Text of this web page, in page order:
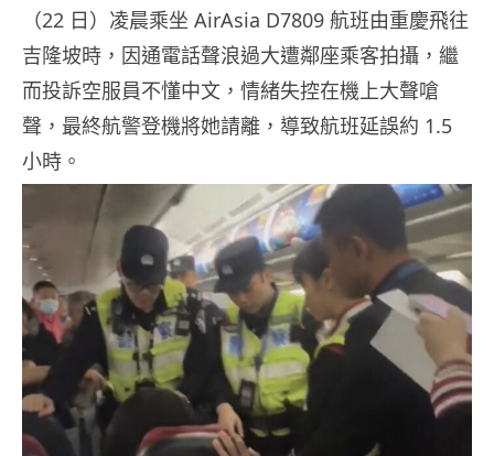
（22 日）凌晨乘坐 AirAsia D7809 航班由重慶飛往
吉隆坡時，因通電話聲浪過大遭鄰座乘客拍攝，繼
而投訴空服員不懂中文，情緒失控在機上大聲嗆
聲，最終航警登機將她請離，導致航班延誤約 1.5
小時。